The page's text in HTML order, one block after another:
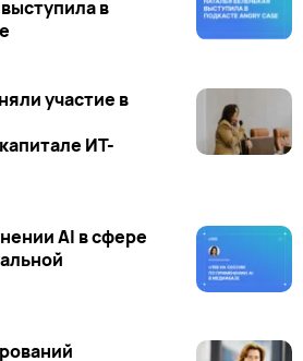
в
участие в
ИТ-
AI в сфере